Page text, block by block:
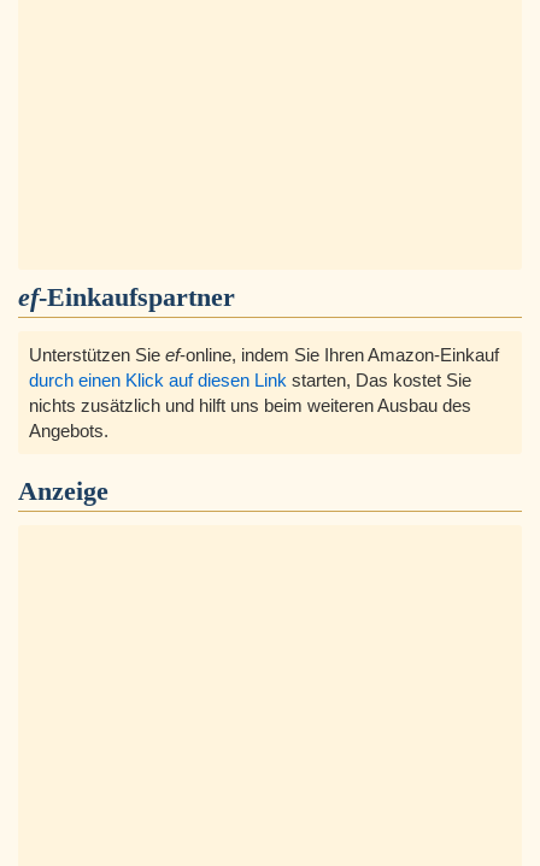
ef-Einkaufspartner
Unterstützen Sie ef-online, indem Sie Ihren Amazon-Einkauf
durch einen Klick auf diesen Link starten, Das kostet Sie
nichts zusätzlich und hilft uns beim weiteren Ausbau des
Angebots.
Anzeige